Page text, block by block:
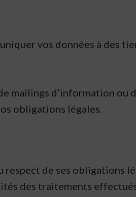
vos données à des
mailings d’information ou
obligations légales.
respect de ses obligations
des traitements